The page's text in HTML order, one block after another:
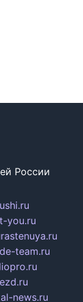
России
you.ru
rastenuya.ru
team.ru
news.ru